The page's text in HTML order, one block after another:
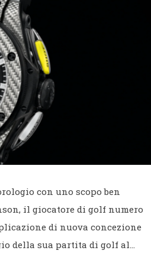
con uno scopo ben
il giocatore di golf numero
di nuova concezione
della sua partita di golf al…